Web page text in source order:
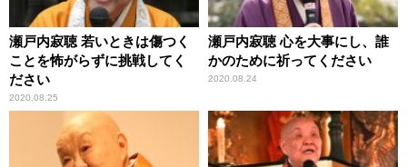
瀬戸内寂聴 若いときは傷つく
ことを怖がらずに挑戦してく
ださい
2020.08.25
瀬戸内寂聴 心を大事にし、誰
かのために祈ってください
2020.08.24